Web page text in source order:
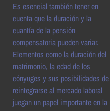
Es esencial también tener en
cuenta que la duración y la
cuantía de la pensión
compensatoria pueden variar.
Elementos como la duración del
matrimonio, la edad de los
cónyuges y sus posibilidades de
reintegrarse al mercado laboral
juegan un papel importante en la